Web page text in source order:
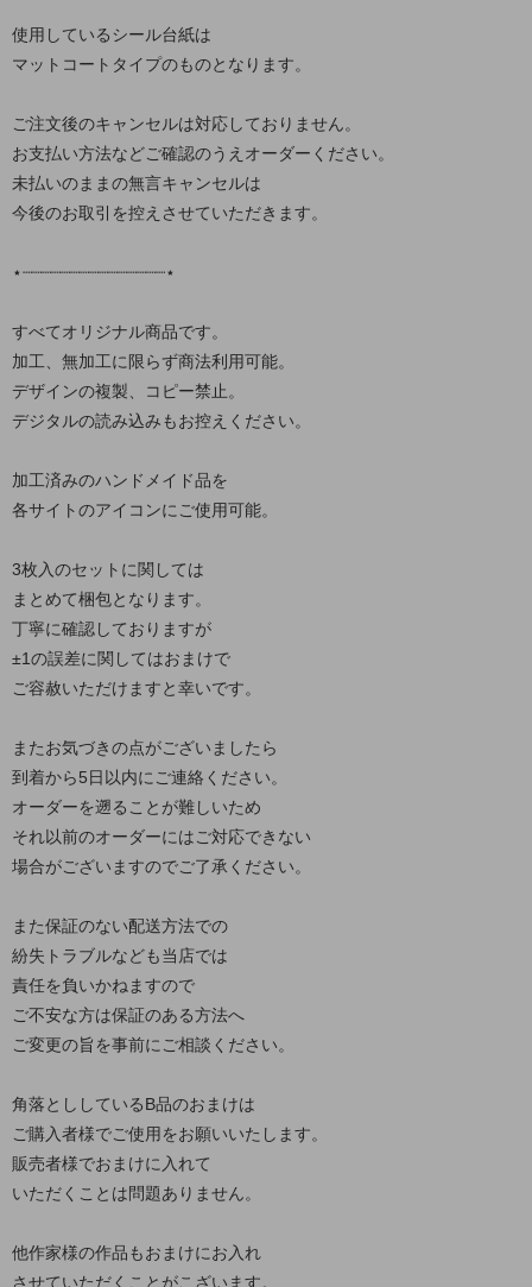
使用しているシール台紙は
マットコートタイプのものとなります。
ご注文後のキャンセルは対応しておりません。
お支払い方法などご確認のうえオーダーください。
未払いのままの無言キャンセルは
今後のお取引を控えさせていただきます。
⋆┈┈┈┈┈┈┈┈┈┈┈┈┈┈┈⋆
すべてオリジナル商品です。
加工、無加工に限らず商法利用可能。
デザインの複製、コピー禁止。
デジタルの読み込みもお控えください。
加工済みのハンドメイド品を
各サイトのアイコンにご使用可能。
3枚入のセットに関しては
まとめて梱包となります。
丁寧に確認しておりますが
±1の誤差に関してはおまけで
ご容赦いただけますと幸いです。
またお気づきの点がございましたら
到着から5日以内にご連絡ください。
オーダーを遡ることが難しいため
それ以前のオーダーにはご対応できない
場合がございますのでご了承ください。
また保証のない配送方法での
紛失トラブルなども当店では
責任を負いかねますので
ご不安な方は保証のある方法へ
ご変更の旨を事前にご相談ください。
角落とししているB品のおまけは
ご購入者様でご使用をお願いいたします。
販売者様でおまけに入れて
いただくことは問題ありません。
他作家様の作品もおまけにお入れ
させていただくことがこざいます。